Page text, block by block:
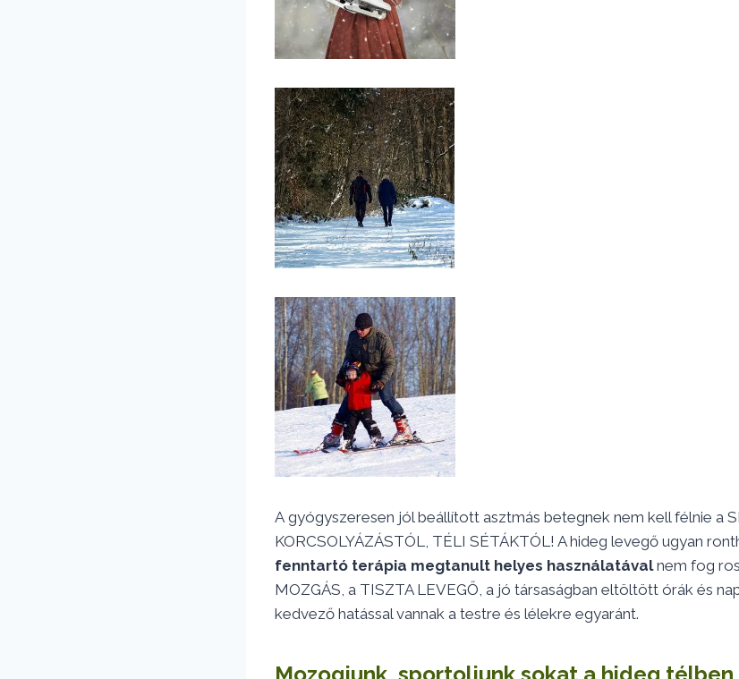
A gyógyszeresen jól beállított asztmás betegnek nem kell félnie a
KORCSOLYÁZÁSTÓL, TÉLI SÉTÁKTÓL! A hideg levegő ugyan
fenntartó terápia megtanult helyes használatávalnem fog
MOZGÁS, a TISZTA LEVEGŐ, a jó társaságban eltöltött órák és
kedvező hatással vannak a testre és lélekre egyaránt.